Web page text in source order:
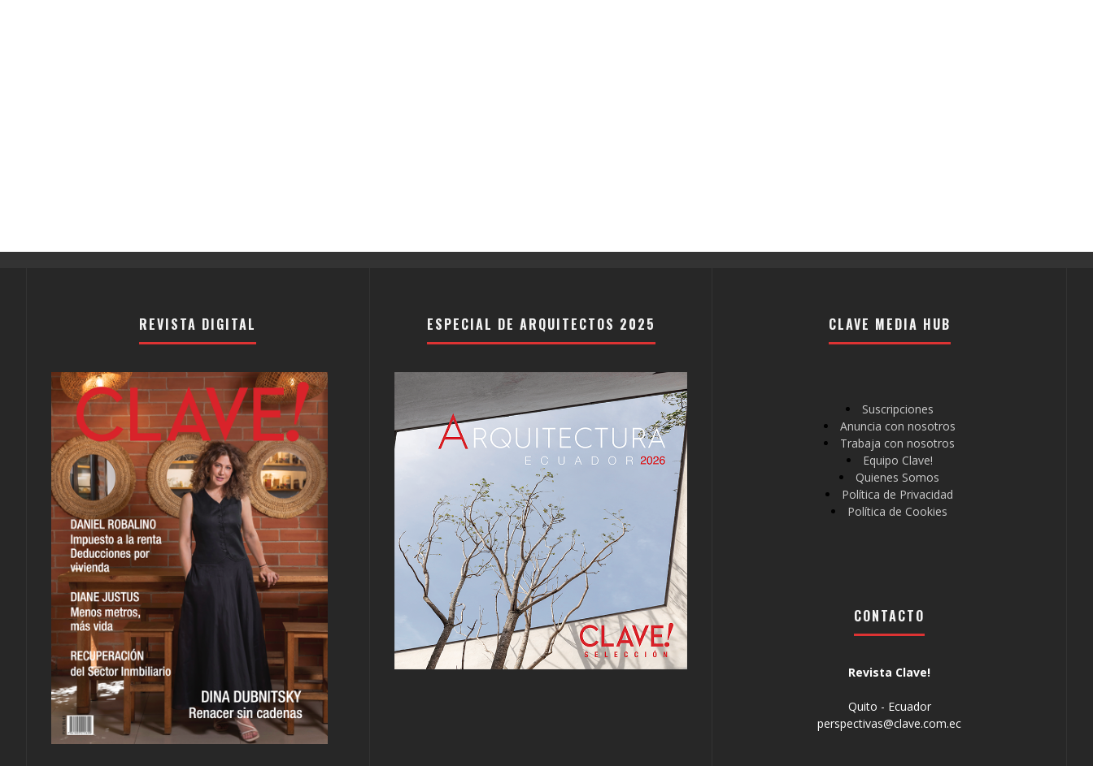
REVISTA DIGITAL ESPECIAL DE ARQUITECTOS 2025 CLAVE MEDIA HUB
Suscripciones
Anuncia con nosotros
Trabaja con nosotros
Equipo Clave!
Quienes Somos
Política de Privacidad
Política de Cookies
CONTACTO
Revista Clave!
Quito - Ecuador
perspectivas@clave.com.ec